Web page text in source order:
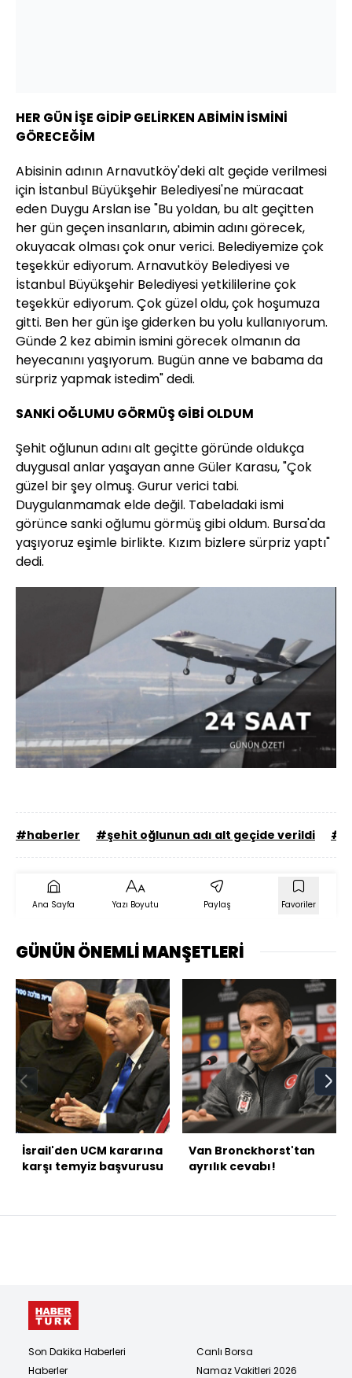
HER GÜN İŞE GİDİP GELİRKEN ABİMİN İSMİNİ
GÖRECEĞİM
Abisinin adının Arnavutköy'deki alt geçide verilmesi
için İstanbul Büyükşehir Belediyesi'ne müracaat
eden Duygu Arslan ise "Bu yoldan, bu alt geçitten
her gün geçen insanların, abimin adını görecek,
okuyacak olması çok onur verici. Belediyemize çok
teşekkür ediyorum. Arnavutköy Belediyesi ve
İstanbul Büyükşehir Belediyesi yetkililerine çok
teşekkür ediyorum. Çok güzel oldu, çok hoşumuza
gitti. Ben her gün işe giderken bu yolu kullanıyorum.
Günde 2 kez abimin ismini görecek olmanın da
heyecanını yaşıyorum. Bugün anne ve babama da
sürpriz yapmak istedim" dedi.
SANKİ OĞLUMU GÖRMÜŞ GİBİ OLDUM
Şehit oğlunun adını alt geçitte göründe oldukça
duygusal anlar yaşayan anne Güler Karasu, "Çok
güzel bir şey olmuş. Gurur verici tabi.
Duygulanmamak elde değil. Tabeladaki ismi
görünce sanki oğlumu görmüş gibi oldum. Bursa'da
yaşıyoruz eşimle birlikte. Kızım bizlere sürpriz yaptı"
dedi.
Sesi
Aç
Yüklendi:
65.83%
Oynatma
Hızı
#haberler #şehit oğlunun adı alt geçide verildi
Ana Sayfa Yazı Boyutu Paylaş Favoriler
GÜNÜN ÖNEMLİ MANŞETLERİ
İsrail'den UCM kararına
karşı temyiz başvurusu
Van Bronckhorst'tan
ayrılık cevabı!
Son Dakika Haberleri
Haberler
Canlı Borsa
Namaz Vakitleri 2026